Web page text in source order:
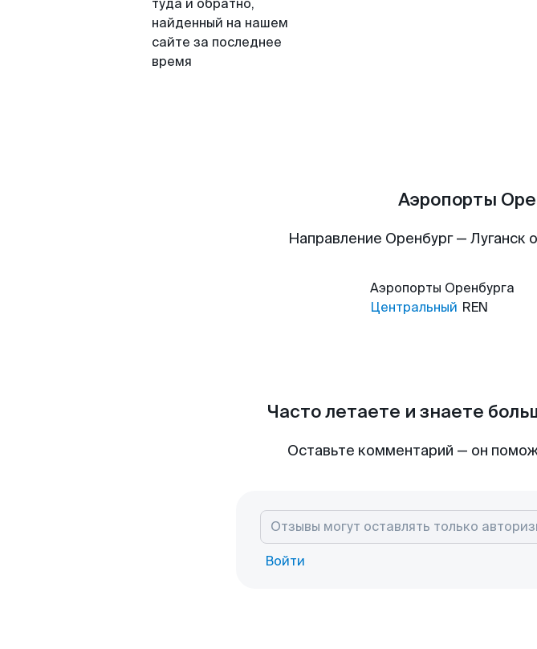
туда и обратно,
найденный на нашем
сайте за последнее
время
Аэропорты
Направление Оренбург —
Аэропорты Оренбурга
Центральный REN
Часто летаете и знаете
Оставьте комментарий — он
Войти